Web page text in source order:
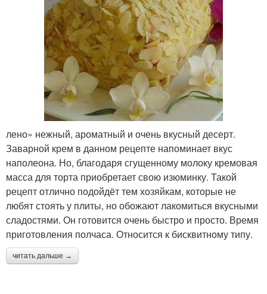
лено» нежный, ароматный и очень вкусный десерт.
Заварной крем в данном рецепте напоминает вкус
наполеона. Но, благодаря сгущенному молоку кремовая
масса для торта приобретает свою изюминку. Такой
рецепт отлично подойдёт тем хозяйкам, которые не
любят стоять у плиты, но обожают лакомиться вкусными
сладостями. Он готовится очень быстро и просто. Время
приготовления полчаса. Относится к бисквитному типу.
читать дальше →